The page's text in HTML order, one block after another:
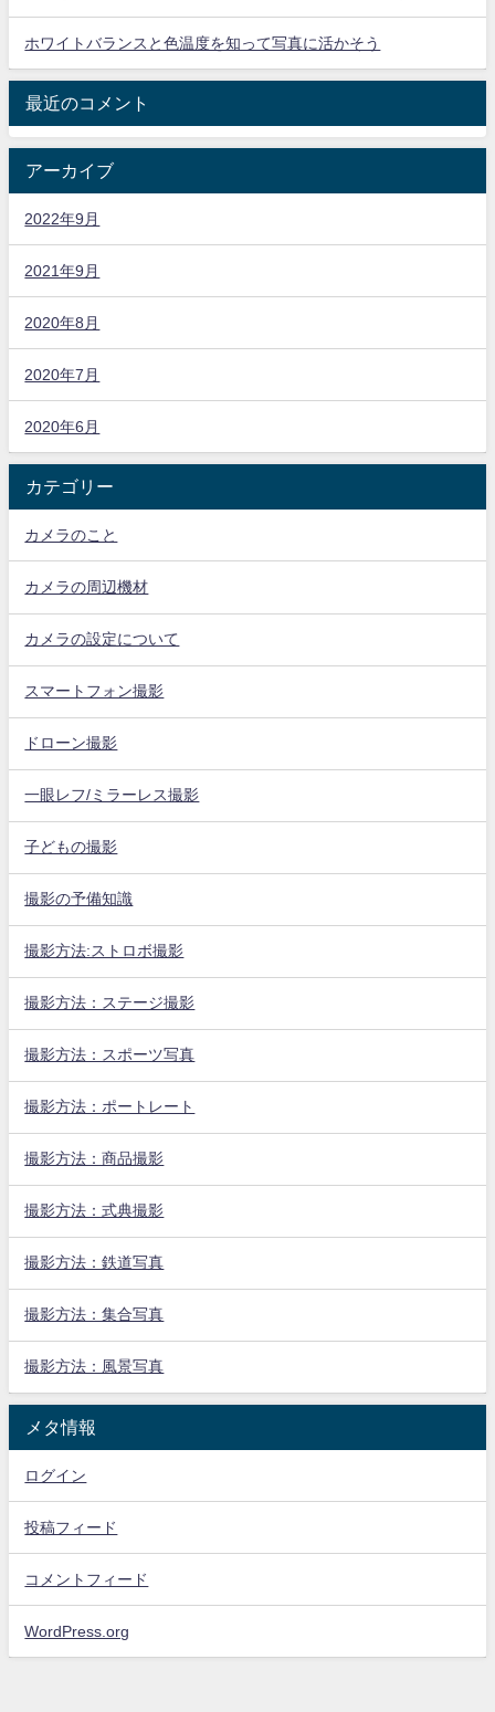
ホワイトバランスと色温度を知って写真に活かそう
最近のコメント
アーカイブ
2022年9月
2021年9月
2020年8月
2020年7月
2020年6月
カテゴリー
カメラのこと
カメラの周辺機材
カメラの設定について
スマートフォン撮影
ドローン撮影
一眼レフ/ミラーレス撮影
子どもの撮影
撮影の予備知識
撮影方法:ストロボ撮影
撮影方法：ステージ撮影
撮影方法：スポーツ写真
撮影方法：ポートレート
撮影方法：商品撮影
撮影方法：式典撮影
撮影方法：鉄道写真
撮影方法：集合写真
撮影方法：風景写真
メタ情報
ログイン
投稿フィード
コメントフィード
WordPress.org